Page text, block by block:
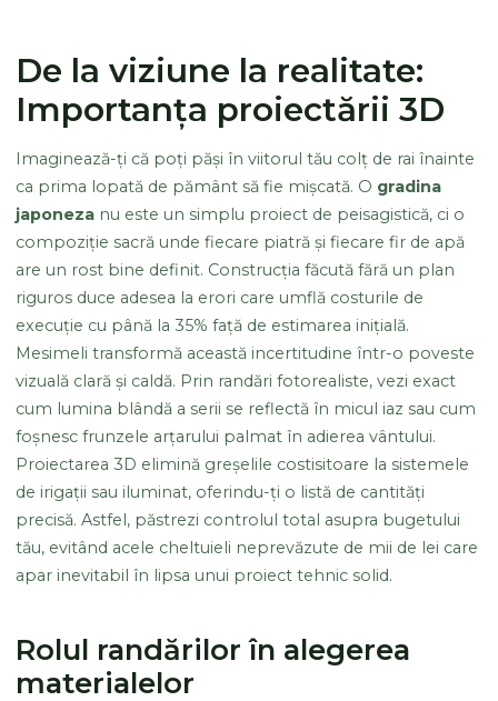
De la viziune la realitate:
Importanța proiectării 3D
Imaginează-ți că poți păși în viitorul tău colț de rai înainte
ca prima lopată de pământ să fie mișcată. O gradina
japoneza nu este un simplu proiect de peisagistică, ci o
compoziție sacră unde fiecare piatră și fiecare fir de apă
are un rost bine definit. Construcția făcută fără un plan
riguros duce adesea la erori care umflă costurile de
execuție cu până la 35% față de estimarea inițială.
Mesimeli transformă această incertitudine într-o poveste
vizuală clară și caldă. Prin randări fotorealiste, vezi exact
cum lumina blândă a serii se reflectă în micul iaz sau cum
foșnesc frunzele arțarului palmat în adierea vântului.
Proiectarea 3D elimină greșelile costisitoare la sistemele
de irigații sau iluminat, oferindu-ți o listă de cantități
precisă. Astfel, păstrezi controlul total asupra bugetului
tău, evitând acele cheltuieli neprevăzute de mii de lei care
apar inevitabil în lipsa unui proiect tehnic solid.
Rolul randărilor în alegerea
materialelor